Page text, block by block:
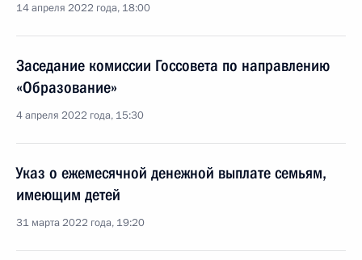
14 апреля 2022 года, 18:00
Заседание комиссии Госсовета по направлению
«Образование»
4 апреля 2022 года, 15:30
Указ о ежемесячной денежной выплате семьям,
имеющим детей
31 марта 2022 года, 19:20